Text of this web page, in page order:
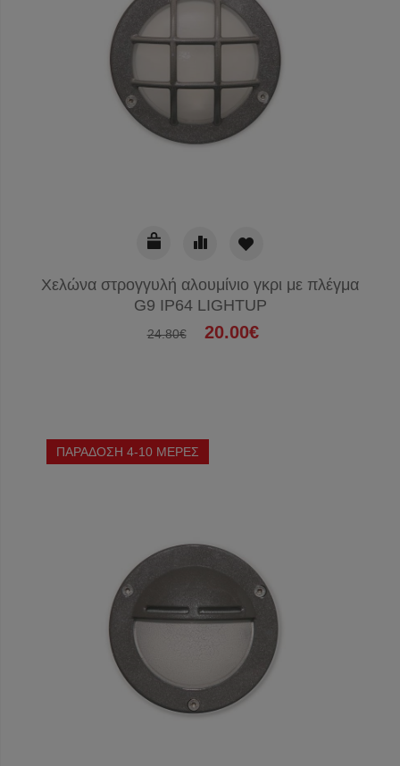
Χελώνα στρογγυλή αλουμίνιο γκρι με πλέγμα
G9 IP64 LIGHTUP
24.80€ 20.00€
ΠΑΡΑΔΟΣΗ 4-10 ΜΕΡΕΣ